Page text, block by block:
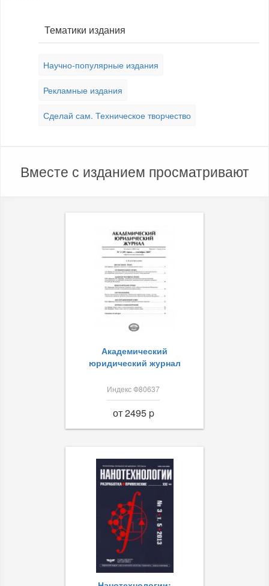
Тематики издания
Научно-популярные издания
Рекламные издания
Сделай сам. Техническое творчество
Вместе с изданием просматривают
Академический
юридический журнал
Индекс Ф80637
от 2495 p